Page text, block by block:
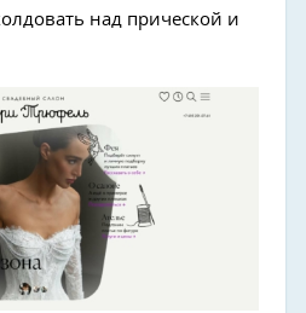
над прической и